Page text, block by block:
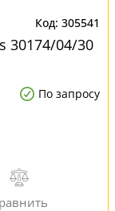
305541
30174/04/30
По запросу